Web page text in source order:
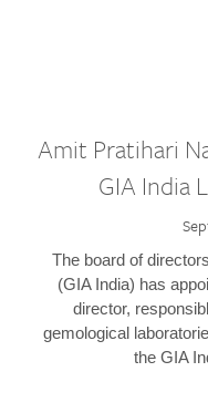
Amit Pratihari
GIA India
The board of
(GIA India) has
director,
gemological
the GIA